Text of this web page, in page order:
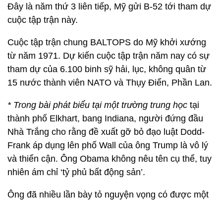
Đây là năm thứ 3 liên tiếp, Mỹ gửi B-52 tới tham dự
cuộc tập trận này.
Cuộc tập trận chung BALTOPS do Mỹ khởi xướng
từ năm 1971. Dự kiến cuộc tập trận năm nay có sự
tham dự của 6.100 binh sỹ hải, lục, không quân từ
15 nước thành viên NATO và Thụy Điển, Phần Lan.
* Trong bài phát biểu tại một trường trung học tại
thành phố Elkhart, bang Indiana, người đứng đầu
Nhà Trắng cho rằng đề xuất gỡ bỏ đạo luật Dodd-
Frank áp dụng lên phố Wall của ông Trump là vô lý
và thiển cận. Ông Obama không nêu tên cụ thể, tuy
nhiên ám chỉ ‘tỷ phủ bất động sản’.
Ông đã nhiều lần bày tỏ nguyện vọng có được một